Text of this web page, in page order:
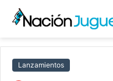
Lanzamientos